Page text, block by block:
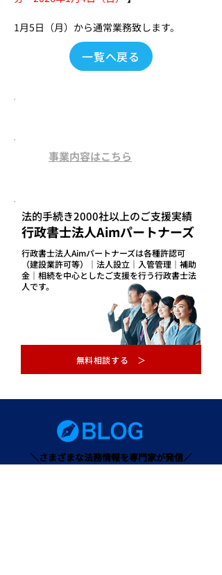
1月5日（月）から通常業務致します。
一覧へ戻る
​事業内容はこちら
法的手続き2000社以上のご支援実績
行政書士法人Aimパートナーズ
行政書士法人Aimパートナーズは各種許認可
（建設業許可等）｜法人設立｜入管管理｜補助
金｜相続を中心としたご支援を行う行政書士法
人です。
無料相談する ＞
＼さまざまな法務情報を専門家が発信／